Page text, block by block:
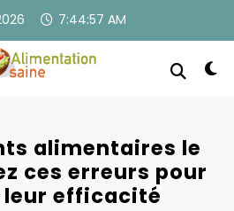
7:44:57 AM
alimentaires le
ces erreurs pour
efficacité